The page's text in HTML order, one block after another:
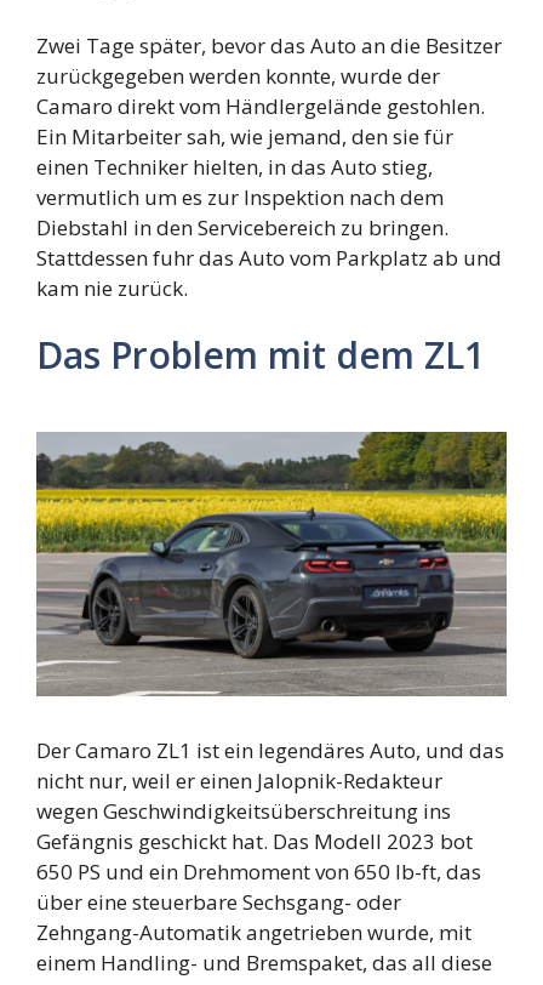
Zwei Tage später, bevor das Auto an die Besitzer
zurückgegeben werden konnte, wurde der
Camaro direkt vom Händlergelände gestohlen.
Ein Mitarbeiter sah, wie jemand, den sie für
einen Techniker hielten, in das Auto stieg,
vermutlich um es zur Inspektion nach dem
Diebstahl in den Servicebereich zu bringen.
Stattdessen fuhr das Auto vom Parkplatz ab und
kam nie zurück.
Das Problem mit dem ZL1
Der Camaro ZL1 ist ein legendäres Auto, und das
nicht nur, weil er einen Jalopnik-Redakteur
wegen Geschwindigkeitsüberschreitung ins
Gefängnis geschickt hat. Das Modell 2023 bot
650 PS und ein Drehmoment von 650 lb-ft, das
über eine steuerbare Sechsgang- oder
Zehngang-Automatik angetrieben wurde, mit
einem Handling- und Bremspaket, das all diese